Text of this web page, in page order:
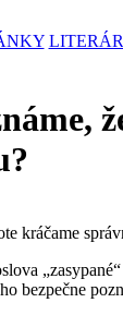
bezpečne